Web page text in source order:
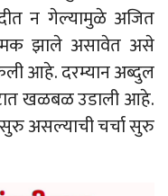
न गेल्यामुळे अजित
झाले असावेत असे
आहे. दरम्यान अब्दुल
खळबळ उडाली आहे.
असल्याची चर्चा सुरु